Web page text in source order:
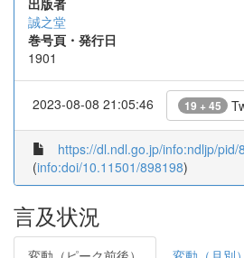
出版者
誠之堂
巻号頁・発行日
1901
2023-08-08 21:05:46 19 + 45
https://dl.ndl.go.jp/info:ndljp/pid/
(info:doi/10.11501/898198)
言及状況